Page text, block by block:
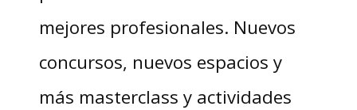
mejores profesionales. Nuevos
concursos, nuevos espacios y
más masterclass y actividades